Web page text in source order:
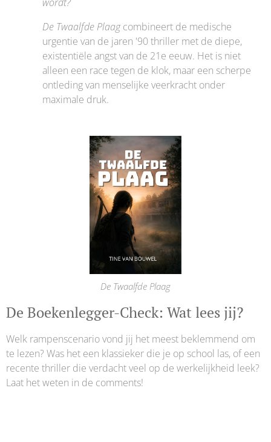
De Twaalfde Plaagcombineert de medische
urgentie van de jaren '90 thriller met de diepe,
existentiële angst van de 21e eeuw. Het is niet
alleen een race tegen de klok, maar een scherpe
ontleding van menselijke veerkracht onder
maximale druk.
De Twaalfde Plaag
De Boekenlegger-Check: Wat lees jij?
Welk rampenscenario vond jij het meest beklemmend om
te lezen? Was het een klassieker die je op school las, of een
recente thriller die verdacht veel op de werkelijkheid leek?
Laat het weten in de comments!